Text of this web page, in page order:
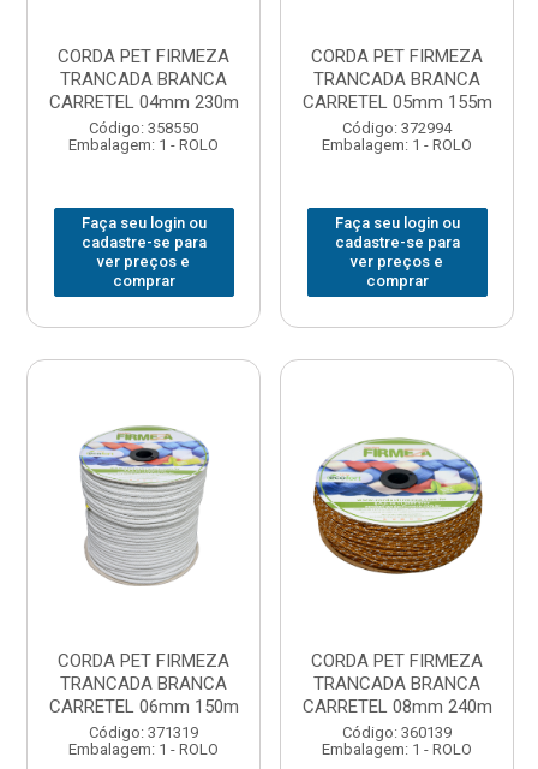
CORDA PET FIRMEZA
TRANCADA BRANCA
CARRETEL 04mm 230m
Código: 358550
Embalagem: 1 - ROLO
Faça seu login ou
cadastre-se para
ver preços e
comprar
CORDA PET FIRMEZA
TRANCADA BRANCA
CARRETEL 05mm 155m
Código: 372994
Embalagem: 1 - ROLO
Faça seu login ou
cadastre-se para
ver preços e
comprar
CORDA PET FIRMEZA
TRANCADA BRANCA
CARRETEL 06mm 150m
Código: 371319
Embalagem: 1 - ROLO
CORDA PET FIRMEZA
TRANCADA BRANCA
CARRETEL 08mm 240m
Código: 360139
Embalagem: 1 - ROLO